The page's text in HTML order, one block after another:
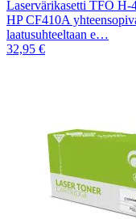
Laservärikasetti TFO
HP CF410A
laatusuhteeltaan e…
32,95 €